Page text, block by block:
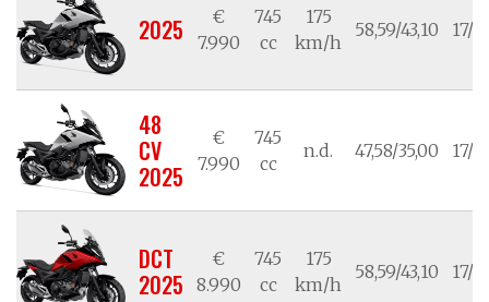
2025
€
7.990
745
cc
175
km/h
58,59/43,10 17/
48
CV
2025
€
7.990
745
cc
n.d. 47,58/35,00 17/
DCT
2025
€
8.990
745
cc
175
km/h
58,59/43,10 17/